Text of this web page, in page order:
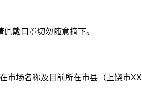
戴口罩切勿随意摘下。
市场名称及目前所在市县（上饶市XX